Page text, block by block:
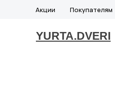
Акции Покупателям
YURTA.DVERI